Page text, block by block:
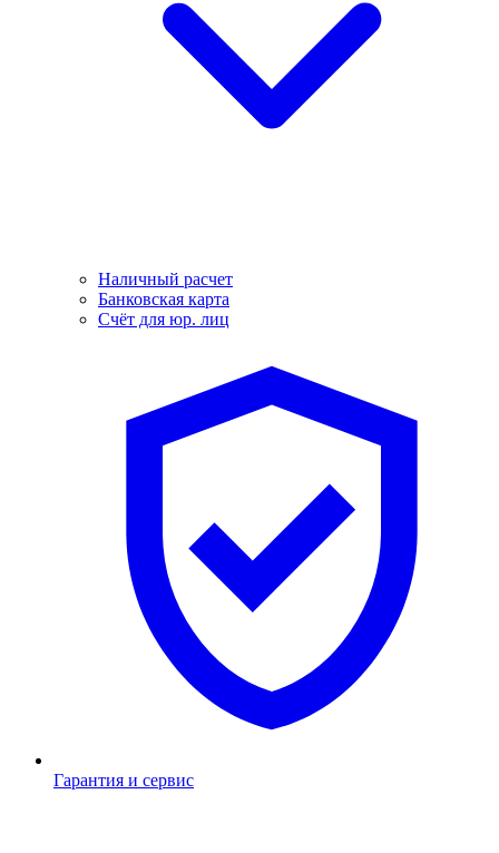
Наличный расчет
Банковская карта
Счёт для юр. лиц
Гарантия и сервис